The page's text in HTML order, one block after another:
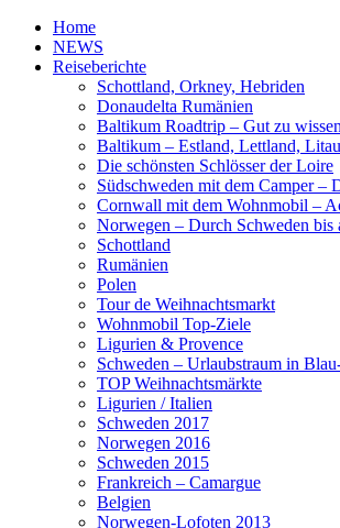
Home
NEWS
Reiseberichte
Schottland, Orkney, Hebriden
Donaudelta Rumänien
Baltikum Roadtrip – Gut zu wissen
Baltikum – Estland, Lettland,
Die schönsten Schlösser der Loire
Südschweden mit dem Camper –
Cornwall mit dem Wohnmobil –
Norwegen – Durch Schweden bis
Schottland
Rumänien
Polen
Tour de Weihnachtsmarkt
Wohnmobil Top-Ziele
Ligurien & Provence
Schweden – Urlaubstraum in
TOP Weihnachtsmärkte
Ligurien / Italien
Schweden 2017
Norwegen 2016
Schweden 2015
Frankreich – Camargue
Belgien
Norwegen-Lofoten 2013